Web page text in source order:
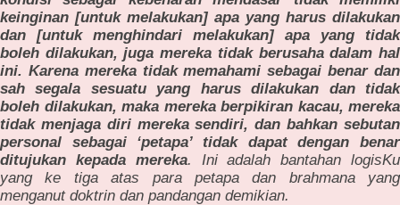
keinginan [untuk melakukan] apa yang harus dilakukan
dan [untuk menghindari melakukan] apa yang tidak
boleh dilakukan, juga mereka tidak berusaha dalam hal
ini. Karena mereka tidak memahami sebagai benar dan
sah segala sesuatu yang harus dilakukan dan tidak
boleh dilakukan, maka mereka berpikiran kacau, mereka
tidak menjaga diri mereka sendiri, dan bahkan sebutan
personal sebagai ‘petapa’ tidak dapat dengan benar
ditujukan kepada mereka. Ini adalah bantahan logisKu
yang ke tiga atas para petapa dan brahmana yang
menganut doktrin dan pandangan demikian.